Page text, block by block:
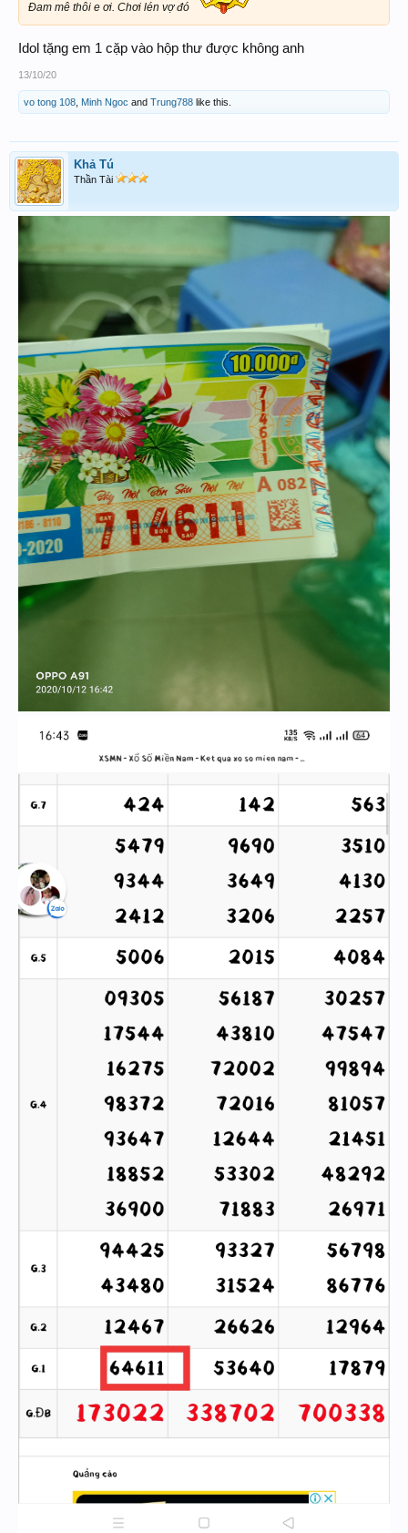
Đam mê thôi e ơi. Chơi lén vợ đó
Idol tặng em 1 cặp vào hộp thư được không anh
13/10/20
vo tong 108 Minh Ngoc and Trung788 like this.
Khả Tú
Thần Tài